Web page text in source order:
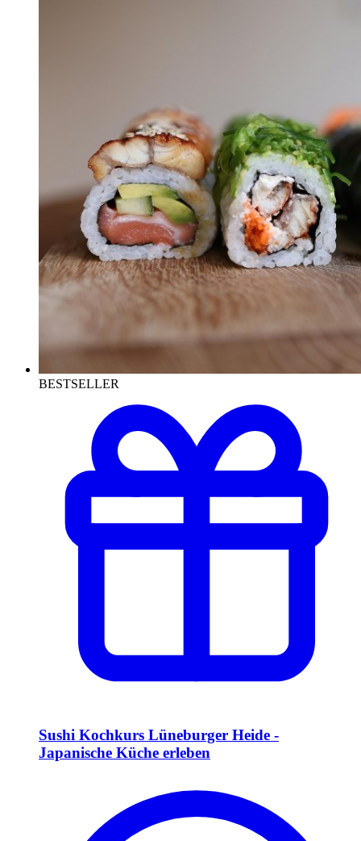
BESTSELLER
Sushi Kochkurs Lüneburger Heide -
Japanische Küche erleben